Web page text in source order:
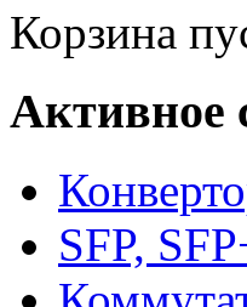
Корзина
Активное
SFP,
(адрес)
реквизиты
почту
указав
"Заказ"